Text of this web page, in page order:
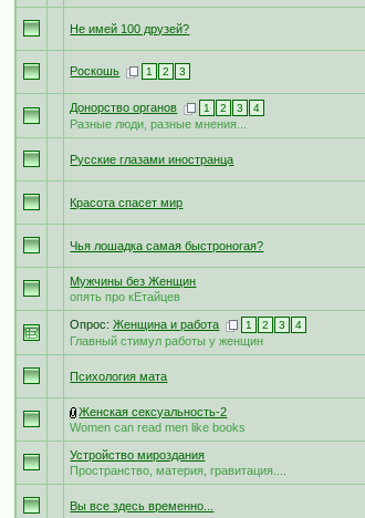
Не имей 100 друзей?
Роскошь 1 2 3
Донорство органов 1 2 3 4
Разные люди, разные мнения...
Русские глазами иностранца
Красота спасет мир
Чья лошадка самая быстроногая?
Мужчины без Женщин
опять про кЕтайцев
Опрос:Женщина и работа 1 2 3 4
Главный стимул работы у женщин
Психология мата
Женская сексуальность-2
Women can read men like books
Устройство мироздания
Пространство, материя, гравитация....
Вы все здесь временно...